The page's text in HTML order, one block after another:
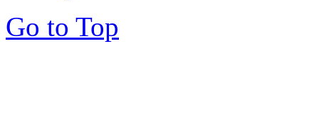
Go to Top